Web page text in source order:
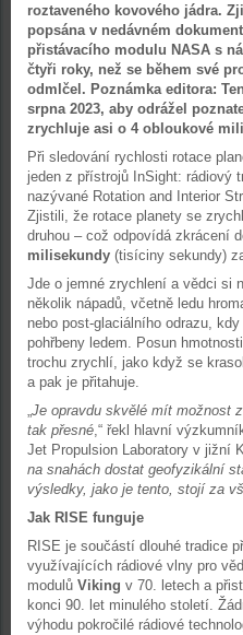
roztaveného kovového jádra.
popsána v nedávném
přistávacího modulu NASA s
čtyři roky, než se během své
odmlčel. Poznámka editora:
srpna 2023, aby odrážel
zrychluje asi o 4 obloukové
Při sledování rychlosti rotace
jeden z přístrojů InSight: rádiový
nazývané Rotation and Interior
Zjistili, že rotace planety se
druhou – což odpovídá zkrácení
milisekundy (tisíciny sekundy)
Jde o jemné zrychlení a vědci si
několik nápadů, včetně ledu
nebo post-glaciálního odrazu,
pohřbeny ledem. Posun
trochu zrychlí, jako když se
a pak je přitahuje.
„Je opravdu skvělé mít možnost
tak přesné,“ řekl hlavní
Jet Propulsion Laboratory v jižní
na snahách dostat geofyzikální
výsledky, jako je tento, stojí za
Jak RISE funguje
RISE je součástí dlouhé tradice
využívajících rádiové vlny pro
modulů Viking v 70. letech a
konci 90. let minulého století.
výhodu pokročilé rádiové